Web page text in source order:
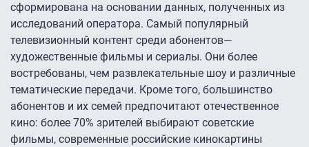
сформирована на основании данных, полученных из
исследований оператора. Самый популярный
телевизионный контент среди абонентов—
художественные фильмы и сериалы. Они более
востребованы, чем развлекательные шоу и различные
тематические передачи. Кроме того, большинство
абонентов и их семей предпочитают отечественное
кино: более 70% зрителей выбирают советские
фильмы, современные российские кинокартины